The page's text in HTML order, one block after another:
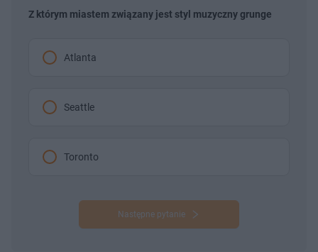
Z którym miastem związany jest styl muzyczny grunge
Atlanta
Seattle
Toronto
Następne pytanie